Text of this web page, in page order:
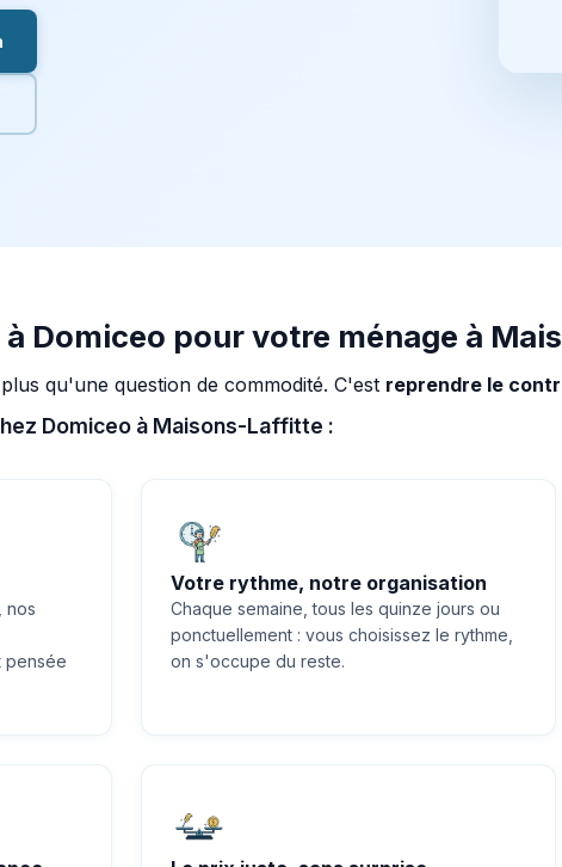
Domiceo pour votre ménage à
qu'une question de commodité. C'est reprendre le
Domiceo à Maisons-Laffitte :
nos
pensée
Votre rythme, notre organisation
Chaque semaine, tous les quinze jours ou
ponctuellement : vous choisissez le rythme,
on s'occupe du reste.